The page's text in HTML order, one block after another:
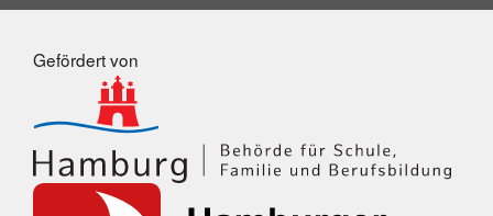
Gefördert von